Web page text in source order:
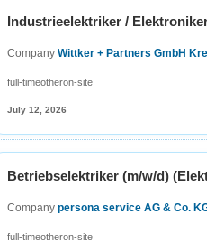
Industrieelektriker /
CompanyWittker + Partners GmbH
full-timeotheron-site
July 12, 2026
Betriebselektriker (m/w/d)
Companypersona service AG & Co.
full-timeotheron-site